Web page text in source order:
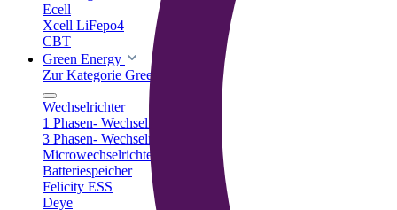
Ecell
Xcell LiFepo4
CBT
Green Energy
Zur Kategorie Green Energy
Wechselrichter
1 Phasen- Wechselrichter
3 Phasen- Wechselrichter
Microwechselrichter
Batteriespeicher
Felicity ESS
Deye